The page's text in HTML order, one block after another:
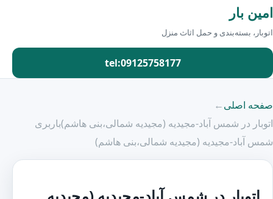
امین بار
اتوبار، بسته‌بندی و حمل اثاث منزل
tel:09125758177
صفحه اصلی←
اتوبار در شمس آباد-مجیدیه (مجیدیه شمالی،بنی هاشم)باربری
شمس آباد-مجیدیه (مجیدیه شمالی،بنی هاشم)